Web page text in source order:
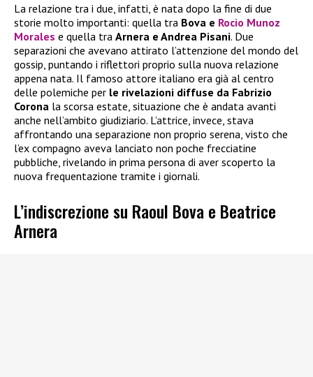
La relazione tra i due, infatti, è nata dopo la fine di due
storie molto importanti: quella tra Bova e Rocio Munoz
Morales e quella tra Arnera e Andrea Pisani. Due
separazioni che avevano attirato l’attenzione del mondo del
gossip, puntando i riflettori proprio sulla nuova relazione
appena nata. Il famoso attore italiano era già al centro
delle polemiche per le rivelazioni diffuse da Fabrizio
Corona la scorsa estate, situazione che è andata avanti
anche nell’ambito giudiziario. L’attrice, invece, stava
affrontando una separazione non proprio serena, visto che
l’ex compagno aveva lanciato non poche frecciatine
pubbliche, rivelando in prima persona di aver scoperto la
nuova frequentazione tramite i giornali.
L’indiscrezione su Raoul Bova e Beatrice
Arnera